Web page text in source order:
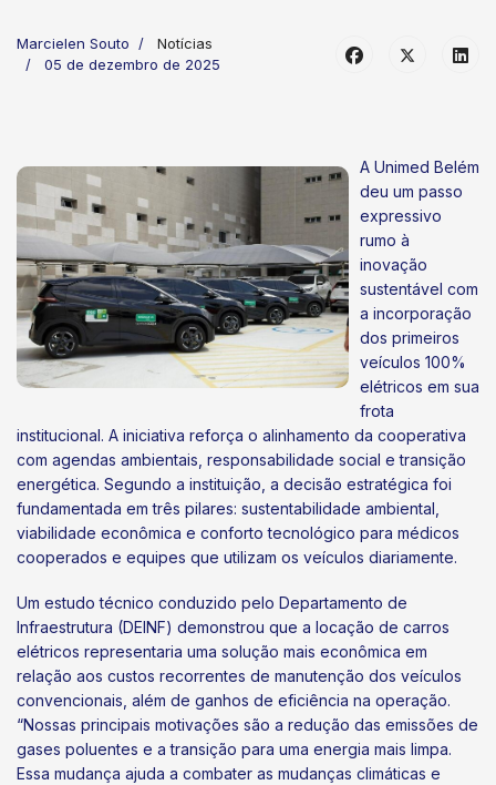
Marcielen Souto
Notícias
05 de dezembro de 2025
A Unimed Belém
deu um passo
expressivo
rumo à
inovação
sustentável com
a incorporação
dos primeiros
veículos 100%
elétricos em sua
frota
institucional. A iniciativa reforça o alinhamento da cooperativa
com agendas ambientais, responsabilidade social e transição
energética. Segundo a instituição, a decisão estratégica foi
fundamentada em três pilares: sustentabilidade ambiental,
viabilidade econômica e conforto tecnológico para médicos
cooperados e equipes que utilizam os veículos diariamente.
Um estudo técnico conduzido pelo Departamento de
Infraestrutura (DEINF) demonstrou que a locação de carros
elétricos representaria uma solução mais econômica em
relação aos custos recorrentes de manutenção dos veículos
convencionais, além de ganhos de eficiência na operação.
“Nossas principais motivações são a redução das emissões de
gases poluentes e a transição para uma energia mais limpa.
Essa mudança ajuda a combater as mudanças climáticas e